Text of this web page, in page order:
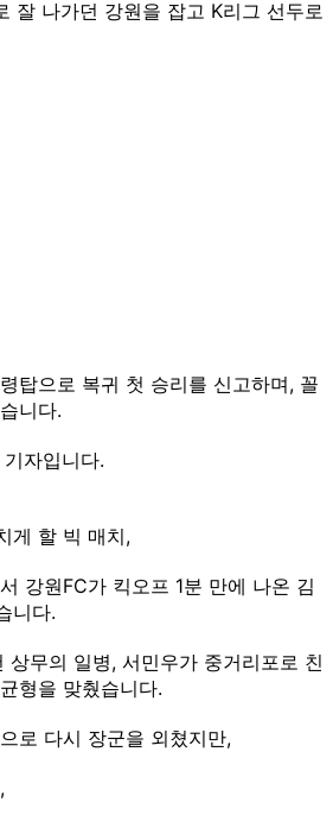
잘 나가던 강원을 잡고 K리그 선두로
탑으로 복귀 첫 승리를 신고하며, 꼴
니다.
자입니다.
게 할 빅 매치,
강원FC가 킥오프 1분 만에 나온 김
니다.
무의 일병, 서민우가 중거리포로 친
형을 맞췄습니다.
로 다시 장군을 외쳤지만,